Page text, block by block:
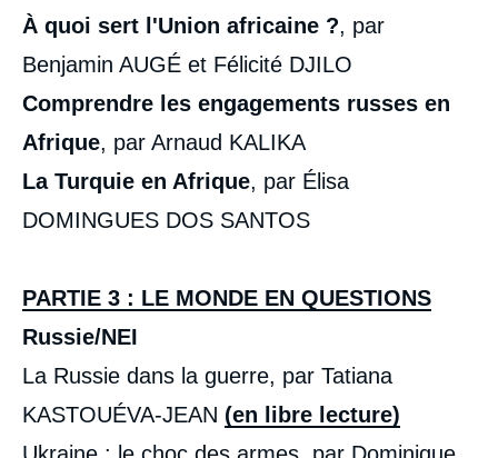
À quoi sert l'Union africaine ?, par
Benjamin AUGÉ et Félicité DJILO
Comprendre les engagements russes en
Afrique, par Arnaud KALIKA
La Turquie en Afrique, par Élisa
DOMINGUES DOS SANTOS
PARTIE 3 : LE MONDE EN QUESTIONS
Russie/NEI
La Russie dans la guerre, par Tatiana
KASTOUÉVA-JEAN (en libre lecture)